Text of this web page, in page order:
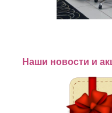
Наши новости и